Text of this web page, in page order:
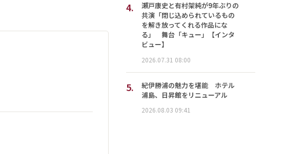
4.
瀬戸康史と有村架純が9年ぶりの
共演「閉じ込められているもの
を解き放ってくれる作品にな
る」 舞台「キュー」【インタ
ビュー】
2026.07.31 08:00
5.
紀伊勝浦の魅力を堪能 ホテル
浦島、日昇館をリニューアル
2026.08.03 09:41